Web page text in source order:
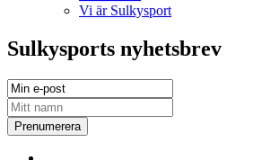
Vi är Sulkysport
Sulkysports nyhetsbrev